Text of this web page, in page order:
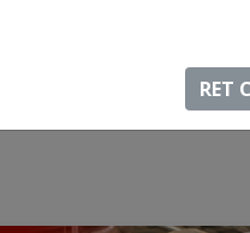
er ikke længere aktiv,
RET